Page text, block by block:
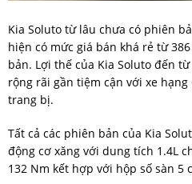
Kia Soluto từ lâu chưa có phiên
hiện có mức giá bán khá rẻ từ
bản. Lợi thế của Kia Soluto đến
rộng rãi gần tiệm cận với xe
trang bị.
Tất cả các phiên bản của Kia
động cơ xăng với dung tích 1.4L
132 Nm kết hợp với hộp số sàn 5